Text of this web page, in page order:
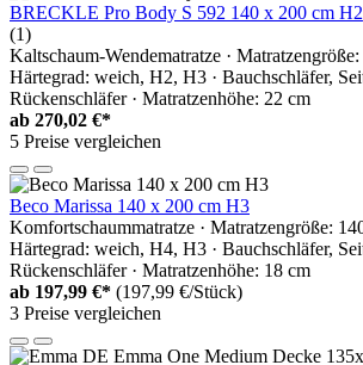
BRECKLE Pro Body S 592 140 x 200 cm H2
(1)
Kaltschaum-Wendematratze ·
Härtegrad: weich, H2, H3 · Bauchschläfer,
Rückenschläfer · Matratzenhöhe: 22 cm
ab 270,02 €*
5 Preise vergleichen
Beco Marissa 140 x 200 cm H3
Komfortschaummatratze · Matratzengröße:
Härtegrad: weich, H4, H3 · Bauchschläfer,
Rückenschläfer · Matratzenhöhe: 18 cm
ab 197,99 €* (197,99 €/Stück)
3 Preise vergleichen